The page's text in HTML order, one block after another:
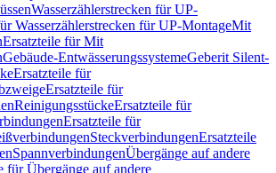
Wasserzählerstrecken für UP-
Wasserzählerstrecken für UP-MontageMit
Ersatzteile für Mit
Gebäude-EntwässerungssystemeGeberit Silent-
Ersatzteile für
Ersatzteile für
ReinigungsstückeErsatzteile für
Ersatzteile für
SteckverbindungenErsatzteile
SpannverbindungenÜbergänge auf andere
für Übergänge auf andere